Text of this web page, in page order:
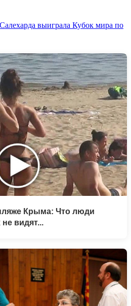
выиграла Кубок мира по
Крыма: Что люди
видят...